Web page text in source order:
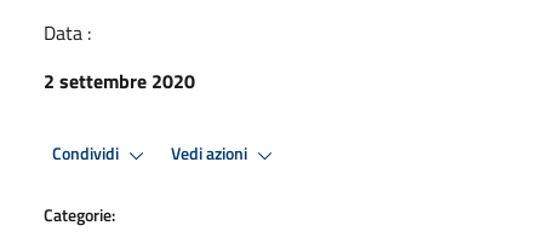
Data :
2 settembre 2020
Condividi Vedi azioni
Categorie: